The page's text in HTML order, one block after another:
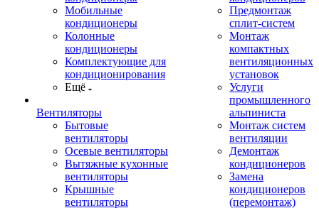
Мобильные
кондиционеры
Колонные
кондиционеры
Комплектующие для
кондиционирования
Ещё
Вентиляторы
Бытовые
вентиляторы
Осевые вентиляторы
Вытяжные кухонные
вентиляторы
Крышные
вентиляторы
Предмонтаж
сплит-систем
Монтаж
компактных
вентиляционных
установок
Услуги
промышленного
альпиниста
Монтаж систем
вентиляции
Демонтаж
кондиционеров
Замена
кондиционеров
(перемонтаж)